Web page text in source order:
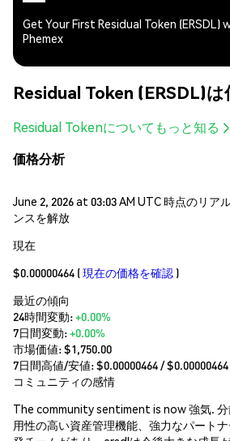
Get Your First Residual Token (ERSDL)
Phemex
Residual Token (ERSDL)
Residual Tokenについてもっと知る
価格分析
June 2, 2026 at 03:03 AM UTC 時点のリア
ンスを解放
現在
$0.00000464 (現在の価格を確認 )
最近の傾向
24時間変動:+0.00%
7日間変動:+0.00%
市場価値:$1,750.00
7日間高値/安値: $0.00000464/ $0.00000464
コミュニティの感情
The community sentiment is now 強気.
用性の高い資産管理機能、強力なパート